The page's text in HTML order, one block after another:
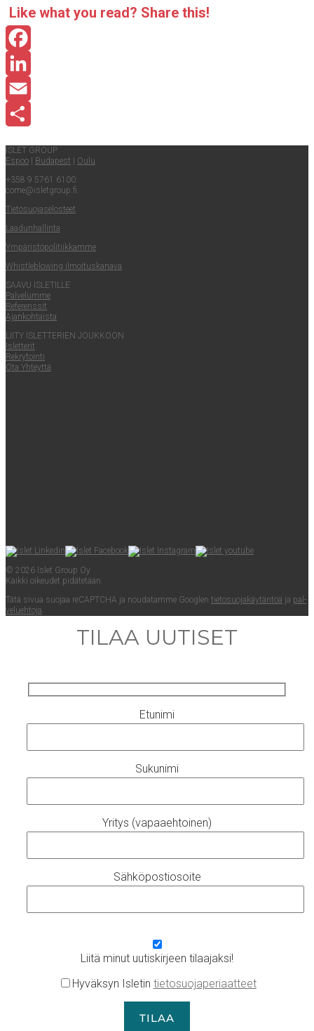
Like what you read? Sha­re this!
Facebook
LinkedIn
Email
ISLET GROUP
Espoo
Buda­pest
Oulu
+358 9 5761 6100
come@​isletgroup.​fi
Tie­to­suo­ja­se­los­teet
Laa­dun­hal­lin­ta
Ympä­ris­tö­po­li­tiik­kam­me
Whist­le­blowing ilmoituskanava
SAA­VU ISLETILLE
Pal­ve­lum­me
Refe­rens­sit
Ajan­koh­tais­ta
LII­TY ISLET­TE­RIEN JOUKKOON
Islet­te­rit
Rek­ry­toin­ti
Ota Yhteyt­tä
© 2026 Islet Group Oy
Kaik­ki oikeu­det pidätetään.
Tätä sivua suo­jaa reCAPTC­HA ja nou­da­tam­me Googlen tie­to­suo­ja­käy­tän­töä ja pal­
ve­lueh­to­ja.
TILAA UUTISET
Etunimi
Sukunimi
Yritys (vapaaehtoinen)
Sähköpostiosoite
Liitä minut uutiskirjeen tilaajaksi!
Hyväksyn Isletin tietosuojaperiaatteet